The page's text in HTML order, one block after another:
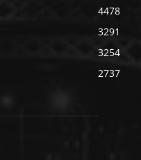
4478
3291
3254
2737